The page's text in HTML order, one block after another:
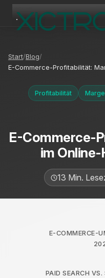
Start Blog
E-Commerce-Profitabilität:
Profitabilität
E-Commerce-
im
13 Min.
E-COMMERCE-
PAID SEARCH VS.
XICTRON